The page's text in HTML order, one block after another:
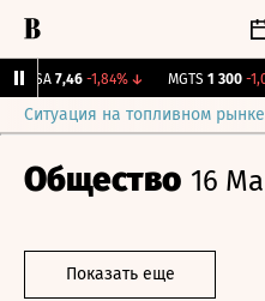
ARSA 7,46 -1,84%↓ MGTS 1 300 -
Ситуация на топливном
Общество 16
Показать еще